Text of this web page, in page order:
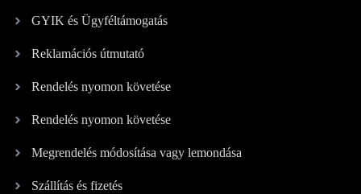
GYIK és Ügyféltámogatás
Reklamációs útmutató
Rendelés nyomon követése
Rendelés nyomon követése
Megrendelés módosítása vagy lemondása
Szállítás és fizetés